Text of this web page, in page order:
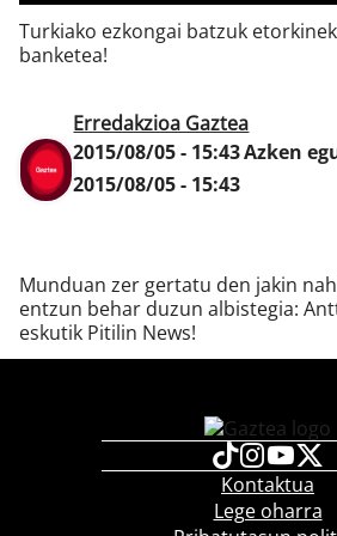
Turkiako ezkongai batzuk
banketea!
Erredakzioa Gaztea
2015/08/05 - 15:43Azken
2015/08/05 - 15:43
Munduan zer gertatu den jakin
entzun behar duzun albistegia:
eskutik Pitilin News!
Kontaktua
Lege oharra